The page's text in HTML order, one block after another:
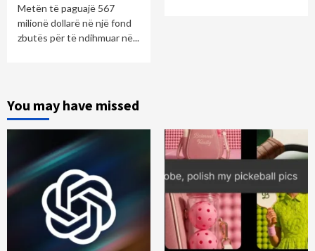
Metën të paguajë 567
milionë dollarë në një fond
zbutës për të ndihmuar në...
You may have missed